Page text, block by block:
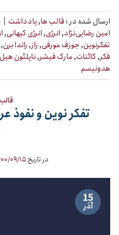
ارسال شده در : قالب ها,یادداشت |
امین رضایی‌نژاد, انرژی, انرژی کیهانی,
تفکرنوین, جوزف مورفی, راز, راندا برن,
فکر, کائنات, مارک فیشر,ناپلئون هیل
هدونیسم
تفکر نوین و نفوذ
در تاریخ ۱۴۰۰/
15
آذر